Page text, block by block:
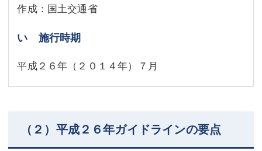
作成：国土交通省
い 施行時期
平成２６年（２０１４年）７月
（２）平成２６年ガイドラインの要点